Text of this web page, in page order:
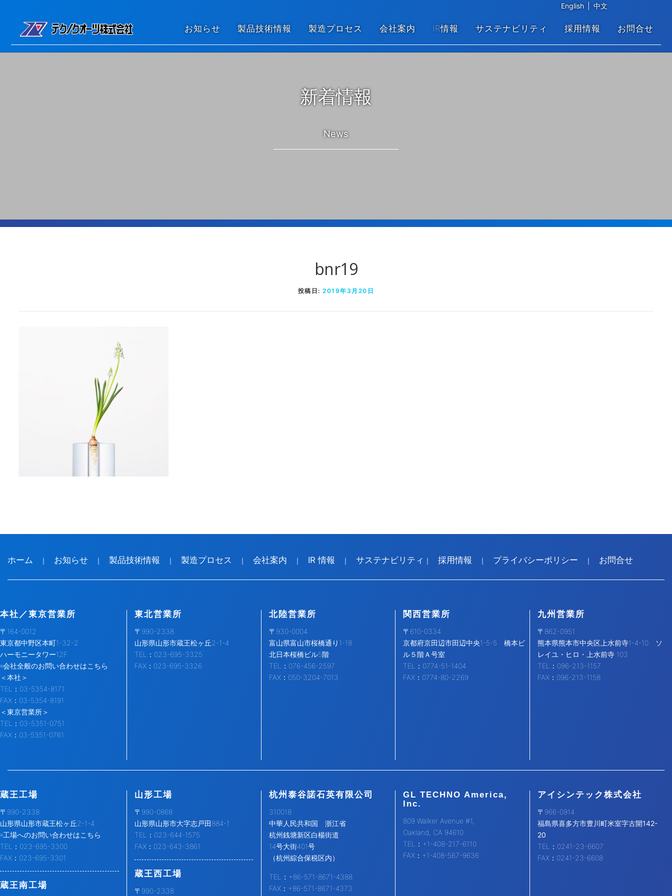
English
中文
お知らせ 製品技術情報 製造プロセス 会社案内 IR情報 サステナビリティ 採用情報 お問合せ
新着情報
News
bnr19
投稿日:2019年3月20日
ホーム ｜ お知らせ ｜ 製品技術情報 ｜ 製造プロセス ｜ 会社案内 ｜ IR 情報 ｜ サステナビリティ ｜ 採用情報 ｜ プライバシーポリシー ｜ お問合せ
本社／東京営業所
〒164-0012
東京都中野区本町1-32-2
ハーモニータワー12F
※会社全般のお問い合わせはこちら
＜本社＞
TEL：03-5354-8171
FAX：03-5354-8191
＜東京営業所＞
TEL：03-5351-0751
FAX：03-5351-0761
東北営業所
〒990-2338
山形県山形市蔵王松ヶ丘2-1-4
TEL：023-695-3325
FAX：023-695-3326
北陸営業所
〒930-0004
富山県富山市桜橋通り1-18
北日本桜橋ビル5階
TEL：076-456-2597
FAX：050-3204-7013
関西営業所
〒610-0334
京都府京田辺市田辺中央1-5-5 橋本ビ
ル５階Ａ号室
TEL：0774-51-1404
FAX：0774-80-2269
九州営業所
〒862-0951
熊本県熊本市中央区上水前寺1-4-10 ソ
レイユ・ヒロ・上水前寺 103
TEL：096-213-1157
FAX：096-213-1158
蔵王工場
〒990-2338
山形県山形市蔵王松ヶ丘2-1-4
※工場へのお問い合わせはこちら
TEL：023-695-3300
FAX：023-695-3301
蔵王南工場
山形工場
〒990-0868
山形県山形市大字志戸田884-1
TEL：023-644-1575
FAX：023-643-3861
蔵王西工場
〒990-2338
杭州泰谷諾石英有限公司
310018
中華人民共和国 浙江省
杭州銭塘新区白楊街道
14号大街401号
（杭州綜合保税区内）
TEL：+86-571-8671-4388
FAX：+86-571-8671-4373
GL TECHNO America,
Inc.
809 Walker Avenue #1,
Oakland, CA 94610
TEL：+1-408-217-6110
FAX：+1-408-567-9636
アイシンテック株式会社
〒966-0914
福島県喜多方市豊川町米室字古開142-
20
TEL：0241-23-6607
FAX：0241-23-6608